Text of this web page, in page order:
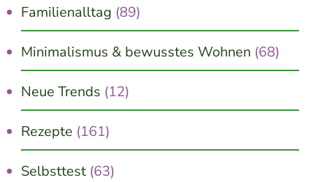
Familienalltag (89)
Minimalismus & bewusstes Wohnen (68)
Neue Trends (12)
Rezepte (161)
Selbsttest (63)